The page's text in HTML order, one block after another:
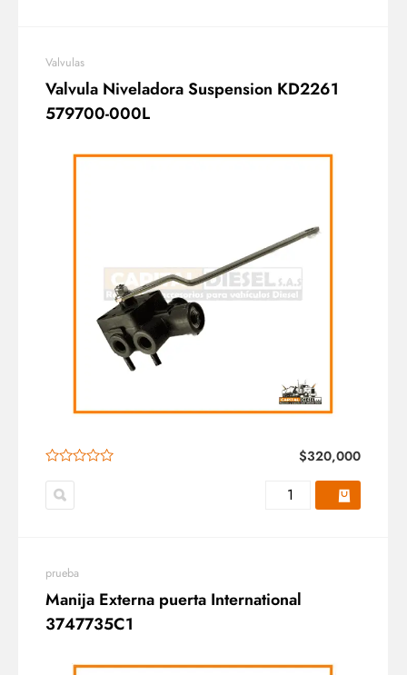
Valvulas
Valvula Niveladora Suspension KD2261
579700-000L
$320,000
prueba
Manija Externa puerta International
3747735C1